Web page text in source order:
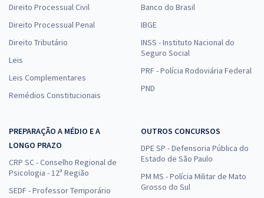
Direito Processual Civil
Direito Processual Penal
Direito Tributário
Leis
Leis Complementares
Remédios Constitucionais
Banco do Brasil
IBGE
INSS - Instituto Nacional do
Seguro Social
PRF - Polícia Rodoviária Federal
PND
PREPARAÇÃO A MÉDIO E A
LONGO PRAZO
CRP SC - Conselho Regional de
Psicologia - 12ª Região
SEDF - Professor Temporário
OUTROS CONCURSOS
DPE SP - Defensoria Pública do
Estado de São Paulo
PM MS - Polícia Militar de Mato
Grosso do Sul